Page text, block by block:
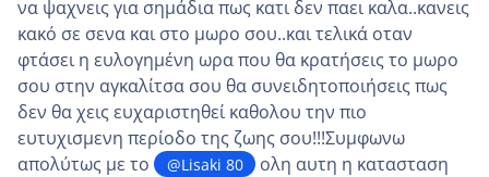
να ψαχνεις για σημάδια πως κατι δεν παει καλα..κανεις
κακό σε σενα και στο μωρο σου..και τελικά οταν
φτάσει η ευλογημένη ωρα που θα κρατήσεις το μωρο
σου στην αγκαλίτσα σου θα συνειδητοποιήσεις πως
δεν θα χεις ευχαριστηθεί καθολου την πιο
ευτυχισμενη περίοδο της ζωης σου!!!Συμφωνω
απολύτως με το
@Lisaki 80
ολη αυτη η κατασταση